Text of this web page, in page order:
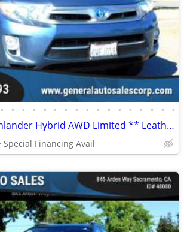
• • • • • • • • • • • • • • • • •
2012 Toyota Highlander Hybrid AWD Limited ** Leather ** 3rd Row Seat *
Special Financing Avail